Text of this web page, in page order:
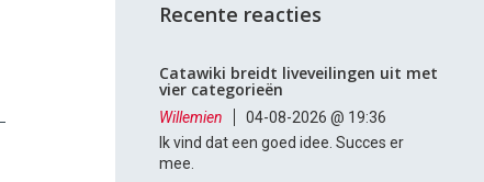
Recente reacties
Catawiki breidt liveveilingen uit met
vier categorieën
Willemien
04-08-2026 @ 19:36
Ik vind dat een goed idee. Succes er
mee.